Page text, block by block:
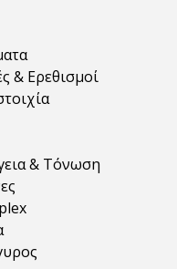
& Ερεθισμοί
& Τόνωση